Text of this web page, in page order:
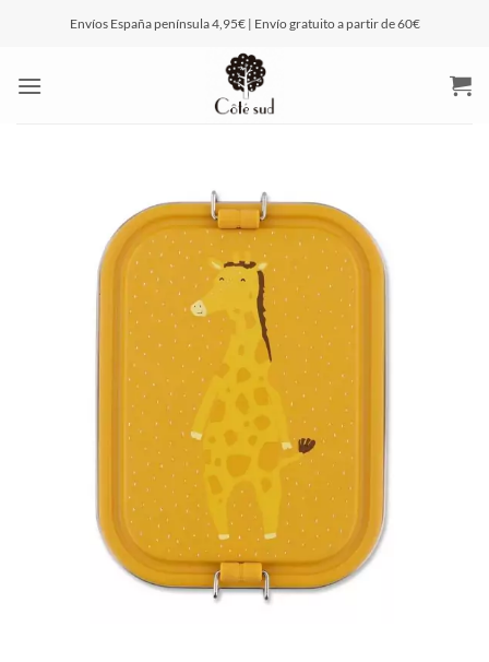
Envíos España península 4,95€ | Envío gratuito a partir de 60€